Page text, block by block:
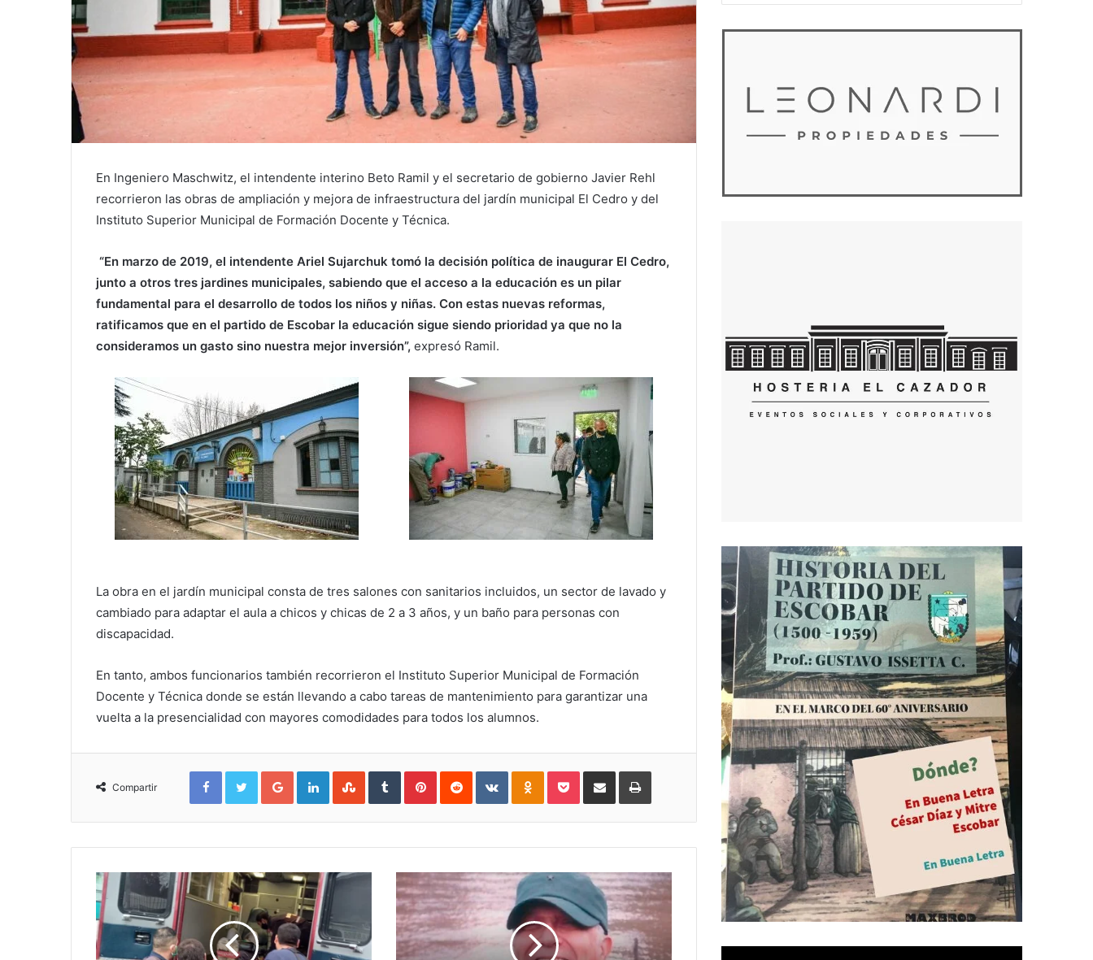
En Ingeniero Maschwitz, el intendente interino Beto Ramil y el secretario de gobierno Javier Rehl
recorrieron las obras de ampliación y mejora de infraestructura del jardín municipal El Cedro y del
Instituto Superior Municipal de Formación Docente y Técnica.
“En marzo de 2019, el intendente Ariel Sujarchuk tomó la decisión política de inaugurar El Cedro,
junto a otros tres jardines municipales, sabiendo que el acceso a la educación es un pilar
fundamental para el desarrollo de todos los niños y niñas. Con estas nuevas reformas,
ratificamos que en el partido de Escobar la educación sigue siendo prioridad ya que no la
consideramos un gasto sino nuestra mejor inversión”, expresó Ramil.
La obra en el jardín municipal consta de tres salones con sanitarios incluidos, un sector de lavado y
cambiado para adaptar el aula a chicos y chicas de 2 a 3 años, y un baño para personas con
discapacidad.
En tanto, ambos funcionarios también recorrieron el Instituto Superior Municipal de Formación
Docente y Técnica donde se están llevando a cabo tareas de mantenimiento para garantizar una
vuelta a la presencialidad con mayores comodidades para todos los alumnos.
Compartir
FacebookTwitterGoogle+LinkedInStumbleUpon
TumblrPinterestReddit VKontakteOdnoklassniki
PocketCompartirImprimir